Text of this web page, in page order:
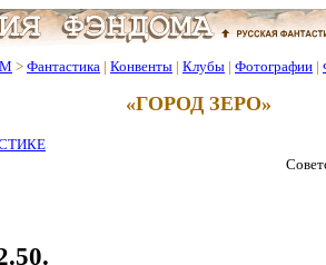
> Фантастика | Конвенты | Клубы | Фотографии |
«ГОРОД ЗЕРО»